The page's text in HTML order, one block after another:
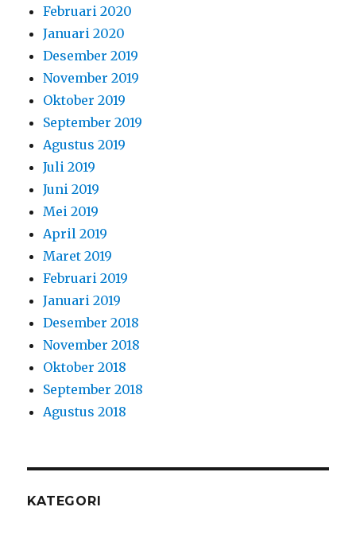
Februari 2020
Januari 2020
Desember 2019
November 2019
Oktober 2019
September 2019
Agustus 2019
Juli 2019
Juni 2019
Mei 2019
April 2019
Maret 2019
Februari 2019
Januari 2019
Desember 2018
November 2018
Oktober 2018
September 2018
Agustus 2018
KATEGORI